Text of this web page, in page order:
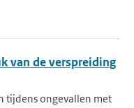
van de verspreiding
tijdens ongevallen met